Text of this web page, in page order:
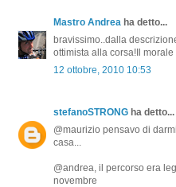
Mastro Andrea ha detto...
bravissimo..dalla
ottimista alla corsa!Il
12 ottobre, 2010 10:53
stefanoSTRONG ha detto...
@maurizio pensavo di
casa...
@andrea, il percorso era
novembre